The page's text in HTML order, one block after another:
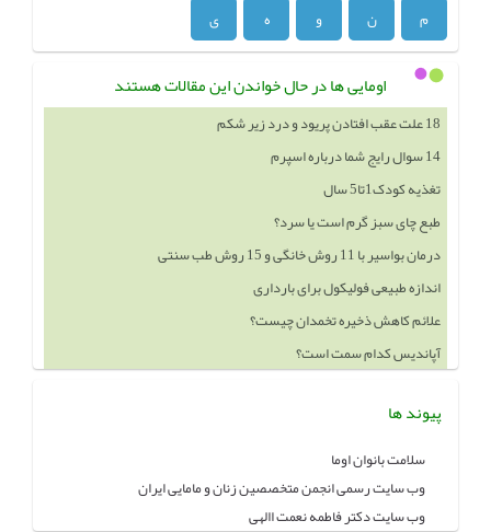
م
ن و ه ی
اومایی ها در حال خواندن این مقالات هستند
14 سوال رایج شما درباره اسپرم
تغذیه کودک1تا5 سال
طبع چای سبز گرم است یا سرد؟
درمان بواسیر با 11 روش خانگی و 15 روش طب سنتی
اندازه طبیعی فولیکول برای بارداری
علائم کاهش ذخیره تخمدان چیست؟
آپاندیس کدام سمت است؟
خوردن چه چيزهايي باعث بزرگ شدن سينه ميشود
پیوند ها
سلامت بانوان اوما
وب سایت رسمی انجمن متخصصین زنان و مامایی ایران
وب سایت دکتر فاطمه نعمت االهی